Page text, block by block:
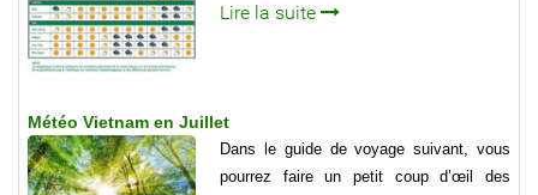
Lire la suite
Météo Vietnam en Juillet
Dans le guide de voyage suivant, vous
pourrez faire un petit coup d’œil des